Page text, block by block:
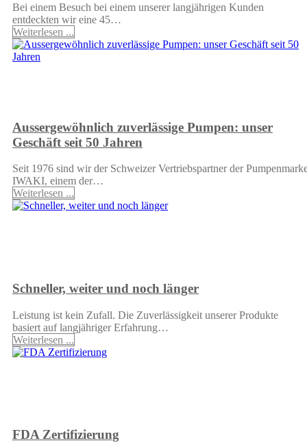
Bei einem Besuch bei einem unserer langjährigen Kunden
entdeckten wir eine 45…
Weiterlesen ...
Aussergewöhnlich zuverlässige Pumpen: unser
Geschäft seit 50 Jahren
Seit 1976 sind wir der Schweizer Vertriebspartner der
IWAKI, einem der…
Weiterlesen ...
Schneller, weiter und noch länger
Leistung ist kein Zufall. Die Zuverlässigkeit unserer Produkte
basiert auf langjähriger Erfahrung…
Weiterlesen ...
FDA Zertifizierung